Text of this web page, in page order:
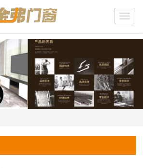
Toggle